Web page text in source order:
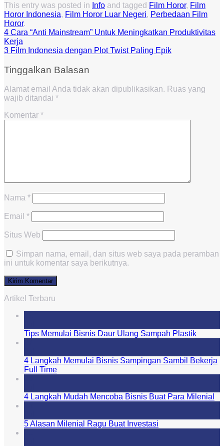
This entry was posted in Info and tagged Film Horor, Film
Horor Indonesia, Film Horor Luar Negeri, Perbedaan Film
Horor.
4 Cara “Anti Mainstream” Untuk Meningkatkan Produktivitas
Kerja
3 Film Indonesia dengan Plot Twist Paling Epik
Tinggalkan Balasan
Alamat email Anda tidak akan dipublikasikan. Ruas yang
wajib ditandai *
Komentar *
Nama *
Email *
Situs Web
Simpan nama, email, dan situs web saya pada peramban
ini untuk komentar saya berikutnya.
Artikel Terbaru
Tips Memulai Bisnis Daur Ulang Sampah Plastik
4 Langkah Memulai Bisnis Sampingan Sambil Bekerja
Full Time
4 Langkah Mudah Mencoba Bisnis Buat Para Milenial
5 Alasan Milenial Ragu Buat Investasi